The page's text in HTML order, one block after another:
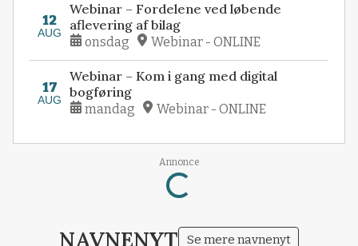
12
AUG
Webinar – Fordelene ved løbende
aflevering af bilag
onsdag Webinar - ONLINE
17
AUG
Webinar – Kom i gang med digital
bogføring
mandag Webinar - ONLINE
Annonce
Loading...
NAVNENYT Se mere navnenyt